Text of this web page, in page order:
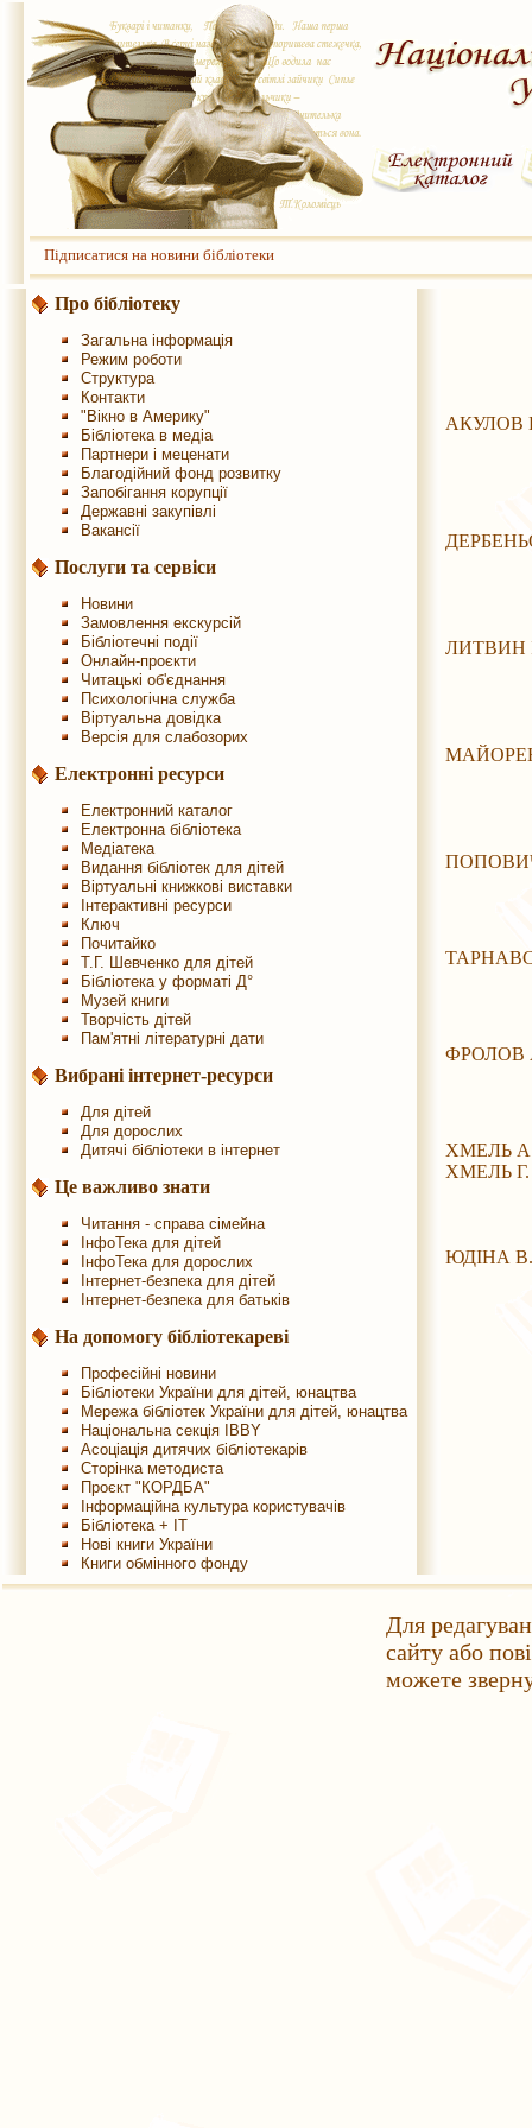
Підписатися на новини бібліотеки
Про бібліотеку
Загальна інформація
Режим роботи
Структура
Контакти
"Вікно в Америку"
Бібліотека в медіа
Партнери і меценати
Благодійний фонд розвитку
Запобігання корупції
Державні закупівлі
Вакансії
Послуги та сервіси
Новини
Замовлення екскурсій
Бібліотечні події
Онлайн-проєкти
Читацькі об'єднання
Психологічна служба
Віртуальна довідка
Версія для слабозорих
Електронні ресурси
Електронний каталог
Електронна бібліотека
Медіатека
Видання бібліотек для дітей
Віртуальні книжкові виставки
Інтерактивні ресурси
Ключ
Почитайко
Т.Г. Шевченко для дітей
Бібліотека у форматі Д°
Музей книги
Творчість дітей
Пам'ятні літературні дати
Вибрані інтернет-ресурси
Для дітей
Для дорослих
Дитячі бібліотеки в інтернет
Це важливо знати
Читання - справа сімейна
ІнфоТека для дітей
ІнфоТека для дорослих
Інтернет-безпека для дітей
Інтернет-безпека для батьків
На допомогу бібліотекареві
Професійні новини
Бібліотеки України для дітей, юнацтва
Мережа бібліотек України для дітей, юнацтва
Національна секція IBBY
Асоціація дитячих бібліотекарів
Сторінка методиста
Проєкт "КОРДБА"
Інформаційна культура користувачів
Бібліотека + IT
Нові книги України
Книги обмінного фонду
АКУЛОВ
ЛИТВИН
ФРОЛОВ
ХМЕЛЬ
ХМЕЛЬ Г.
ЮДІНА В.
Для
сайту або
можете